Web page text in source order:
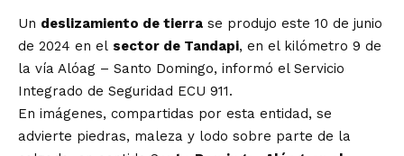
Un deslizamiento de tierra se produjo este 10 de junio
de 2024 en el sector de Tandapi, en el kilómetro 9 de
la vía Alóag – Santo Domingo, informó el Servicio
Integrado de Seguridad ECU 911.
En imágenes, compartidas por esta entidad, se
advierte piedras, maleza y lodo sobre parte de la